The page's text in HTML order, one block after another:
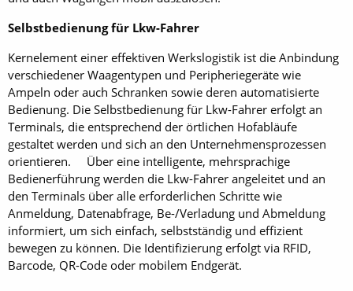
Selbstbedienung für Lkw-Fahrer
Kernelement einer effektiven Werkslogistik ist die Anbindung
verschiedener Waagentypen und Peripheriegeräte wie
Ampeln oder auch Schranken sowie deren automatisierte
Bedienung. Die Selbstbedienung für Lkw-Fahrer erfolgt an
Terminals, die entsprechend der örtlichen Hofabläufe
gestaltet werden und sich an den Unternehmensprozessen
orientieren. Über eine intelligente, mehrsprachige
Bedienerführung werden die Lkw-Fahrer angeleitet und an
den Terminals über alle erforderlichen Schritte wie
Anmeldung, Datenabfrage, Be-/Verladung und Abmeldung
informiert, um sich einfach, selbstständig und effizient
bewegen zu können. Die Identi­fizierung erfolgt via RFID,
Barcode, QR-Code oder mobilem Endgerät.